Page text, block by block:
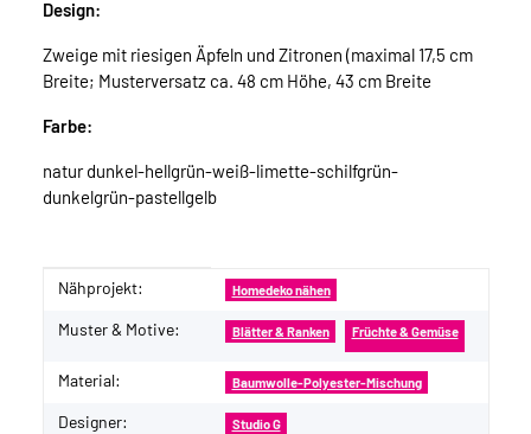
Design:
Zweige mit riesigen Äpfeln und Zitronen (maximal 17,5 cm
Breite; Musterversatz ca. 48 cm Höhe, 43 cm Breite
Farbe:
natur dunkel-hellgrün-weiß-limette-schilfgrün-
dunkelgrün-pastellgelb
Produkteigenschaft
Wert
Nähprojekt: Homedeko nähen
Muster & Motive: Blätter & Ranken Früchte & Gemüse
Material: Baumwolle-Polyester-Mischung
Designer: Studio G